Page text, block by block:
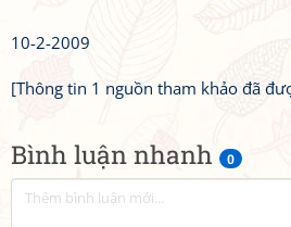
Bình luận nhanh 0
10-2-2009
[Thông tin 1 nguồn tham khảo đã